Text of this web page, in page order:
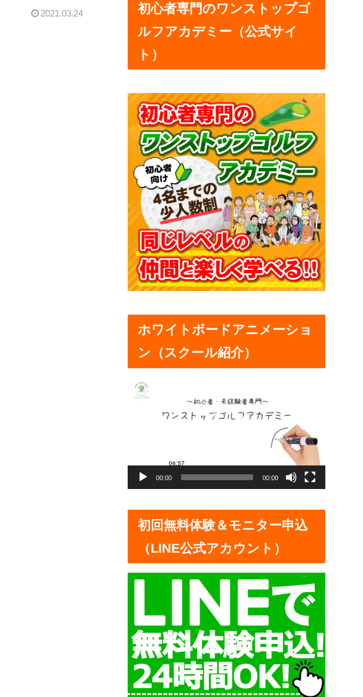
2021.03.24
初心者専門のワンストップゴ
ルフアカデミー（公式サイ
ト）
ホワイトボードアニメーショ
ン（スクール紹介）
動
ー
ヤ
ー
00:00 00:00
初回無料体験＆モニター申込
（LINE公式アカウント）